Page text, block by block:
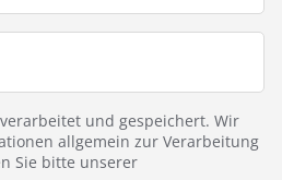
und gespeichert. Wir
allgemein zur Verarbeitung
Sie bitte unserer